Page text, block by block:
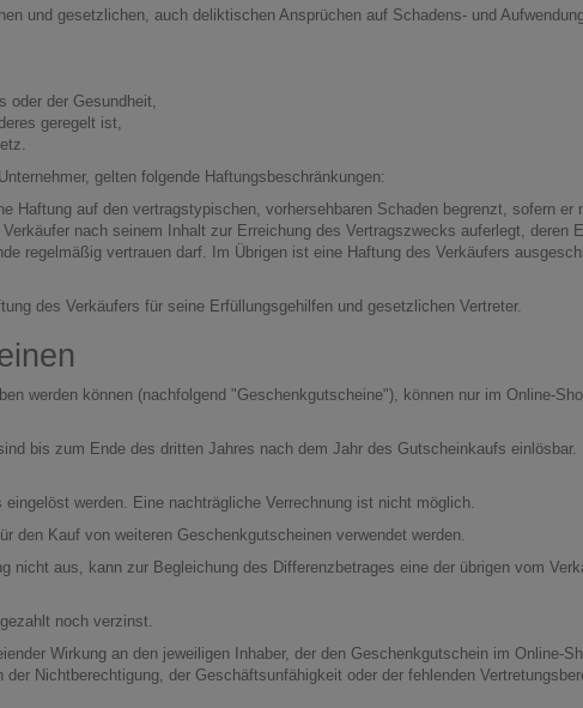
und gesetzlichen, auch deliktischen Ansprüchen auf Schadens- und
oder der Gesundheit,
geregelt ist,
gelten folgende Haftungsbeschränkungen:
Haftung auf den vertragstypischen, vorhersehbaren Schaden begrenzt, sofern
nach seinem Inhalt zur Erreichung des Vertragszwecks auferlegt, deren
regelmäßig vertrauen darf. Im Übrigen ist eine Haftung des Verkäufers
des Verkäufers für seine Erfüllungsgehilfen und gesetzlichen Vertreter.
werden können (nachfolgend "Geschenkgutscheine"), können nur im Online-
bis zum Ende des dritten Jahres nach dem Jahr des Gutscheinkaufs
werden. Eine nachträgliche Verrechnung ist nicht möglich.
den Kauf von weiteren Geschenkgutscheinen verwendet werden.
aus, kann zur Begleichung des Differenzbetrages eine der übrigen vom
noch verzinst.
Wirkung an den jeweiligen Inhaber, der den Geschenkgutschein im Online-
Nichtberechtigung, der Geschäftsunfähigkeit oder der fehlenden